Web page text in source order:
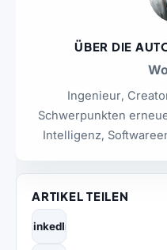
ÜBER DIE
Ingenieur,
Schwerpunkten
Intelligenz,
ARTIKEL TEILEN
LinkedIn